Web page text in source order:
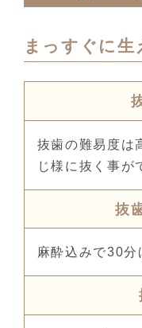
まっすぐに生
抜歯の難易度は
じ様に抜く事が
抜
麻酔込みで30分